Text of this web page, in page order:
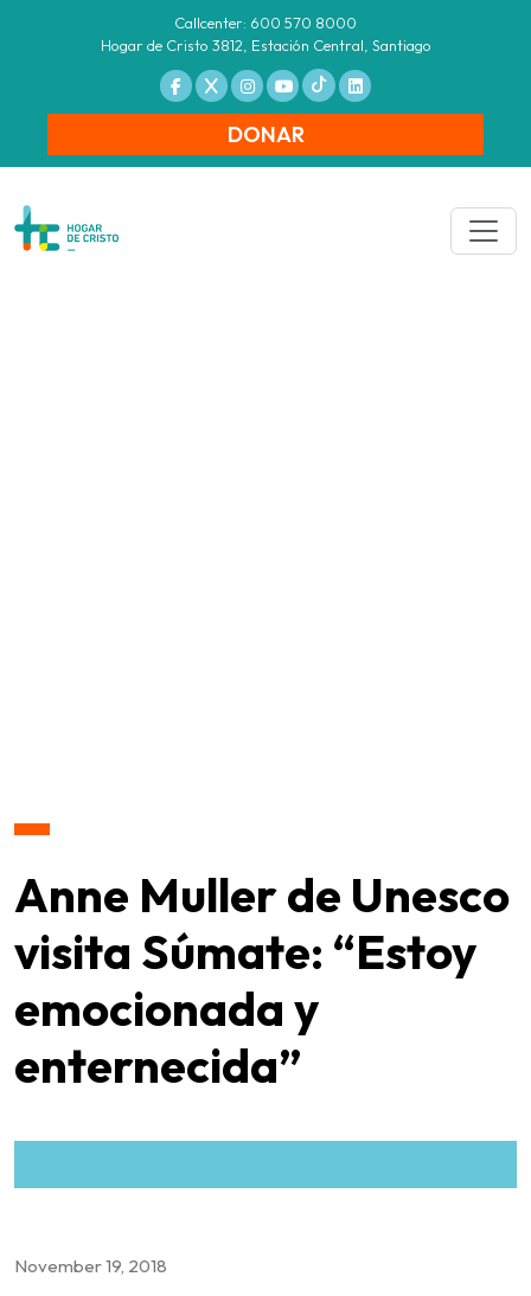
Callcenter: 600 570 8000
Hogar de Cristo 3812, Estación Central, Santiago
DONAR
Anne Muller de Unesco
visita Súmate: “Estoy
emocionada y
enternecida”
November 19, 2018